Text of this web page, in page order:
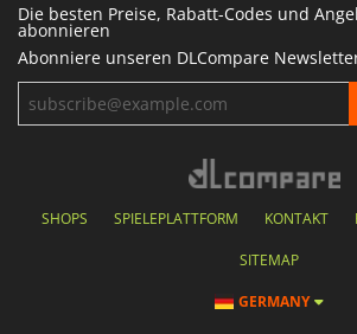
Die besten Preise, Rabatt-Codes und
abonnieren
Abonniere unseren DLCompare
SHOPS SPIELEPLATTFORM KONTAKT
SITEMAP
GERMANY